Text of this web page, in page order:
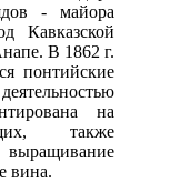
- майора
Кавказской
В 1862 г.
понтийские
на
также
выращивание
вина.